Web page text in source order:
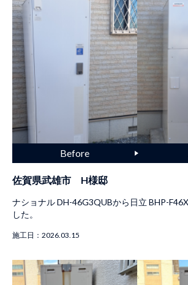
佐賀県武雄市 H様邸
ナショナル DH-46G3QUBから日立 BHP-
した。
施工日： 2026.03.15